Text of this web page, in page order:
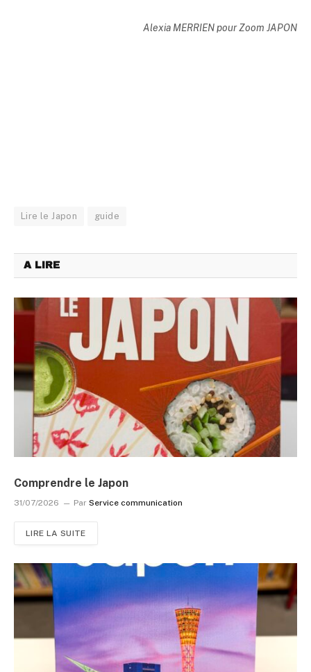
Alexia MERRIEN pour Zoom JAPON
Lire le Japon guide
A LIRE
Comprendre le Japon
31/07/2026 Par Service communication
LIRE LA SUITE